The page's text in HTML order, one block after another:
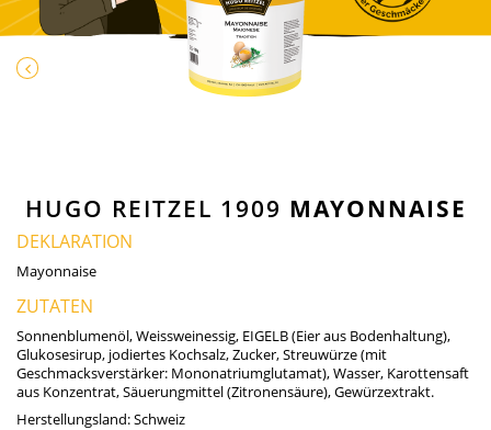
HUGO REITZEL 1909 MAYONNAISE
DEKLARATION
Mayonnaise
ZUTATEN
Sonnenblumenöl, Weissweinessig, EIGELB (Eier aus Bodenhaltung),
Glukosesirup, jodiertes Kochsalz, Zucker, Streuwürze (mit
Geschmacksverstärker: Mononatriumglutamat), Wasser, Karottensaft
aus Konzentrat, Säuerungmittel (Zitronensäure), Gewürzextrakt.
Herstellungsland:Schweiz